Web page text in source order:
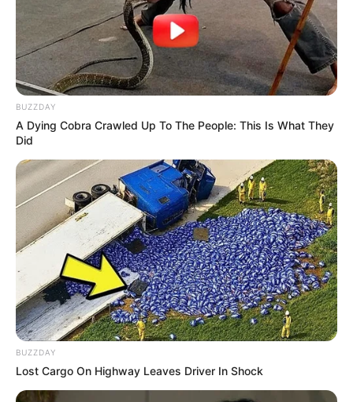
BUZZDAY
A Dying Cobra Crawled Up To The People: This Is What They
Did
BUZZDAY
Lost Cargo On Highway Leaves Driver In Shock